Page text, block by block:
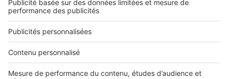
Nous contacter
Nous recrutons
NOS APPLICATIONS
Découvrez nos applications